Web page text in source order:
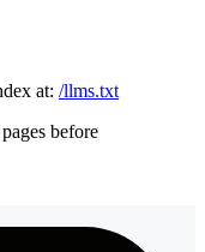
at: /llms.txt
before